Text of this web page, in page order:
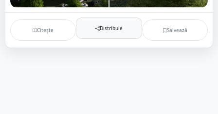
Citește Distribuie Salvează